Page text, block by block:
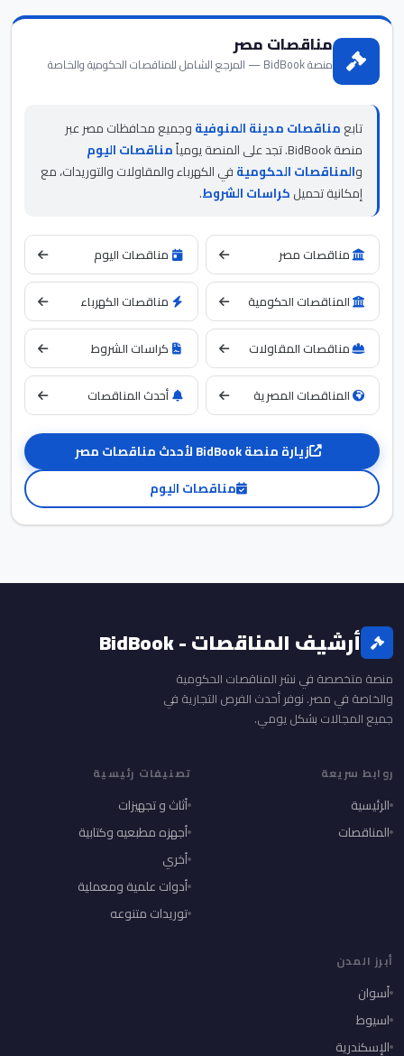
مناقصات مصر
منصة BidBook — المرجع الشامل للمناقصات الحكومية والخاصة
تابعمناقصات مدينة المنوفيةوجميع محافظات مصر عبر
منصة BidBook. تجد على المنصة يومياً
مناقصات اليوم
والمناقصات الحكوميةفي الكهرباء والمقاولات والتوريدات، مع
إمكانية تحميلكراسات الشروط.
مناقصات مصر مناقصات اليوم
المناقصات الحكومية مناقصات الكهرباء
مناقصات المقاولات كراسات الشروط
المناقصات المصرية أحدث المناقصات
زيارة منصة BidBook لأحدث مناقصات مصر
مناقصات اليوم
أرشيف المناقصات - BidBook
منصة متخصصة في نشر المناقصات الحكومية
والخاصة في مصر. نوفر أحدث الفرص التجارية في
جميع المجالات بشكل يومي.
روابط سريعة
الرئيسية
المناقصات
تصنيفات رئيسية
أثاث و تجهيزات
أجهزه مطبعيه وكتابية
أخري
أدوات علمية ومعملية
توريدات متنوعه
أبرز المدن
أسوان
اسيوط
الإسكندرية